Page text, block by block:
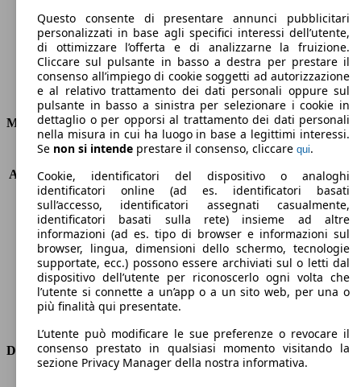
Diesel
Carburante
Motore e Prestazioni
KW (PS)
85 kW (115 PS)
Accelerazione (0-100 km/h)
10.6s
Velocità massima (km/h)
193 km/h
Numero di marce
6
Coppia
300 nm
Cilindrata
1968 ccm
Carburante
Diesel
Cilindri
Trasmissione
Manuale
Tipo di trazione
Dimensioni
Questo consente di presentare annunci pubblicitari
personalizzati in base agli specifici interessi dell’utente,
di ottimizzare l’offerta e di analizzarne la fruizione.
Cliccare sul pulsante in basso a destra per prestare il
consenso all’impiego di cookie soggetti ad autorizzazione
e al relativo trattamento dei dati personali oppure sul
pulsante in basso a sinistra per selezionare i cookie in
dettaglio o per opporsi al trattamento dei dati personali
nella misura in cui ha luogo in base a legittimi interessi.
Se non si intende prestare il consenso, cliccare qui.
Cookie, identificatori del dispositivo o analoghi
identificatori online (ad es. identificatori basati
sull’accesso, identificatori assegnati casualmente,
identificatori basati sulla rete) insieme ad altre
informazioni (ad es. tipo di browser e informazioni sul
browser, lingua, dimensioni dello schermo, tecnologie
supportate, ecc.) possono essere archiviati sul o letti dal
dispositivo dell’utente per riconoscerlo ogni volta che
l’utente si connette a un’app o a un sito web, per una o
più finalità qui presentate.
L’utente può modificare le sue preferenze o revocare il
consenso prestato in qualsiasi momento visitando la
sezione Privacy Manager della nostra informativa.